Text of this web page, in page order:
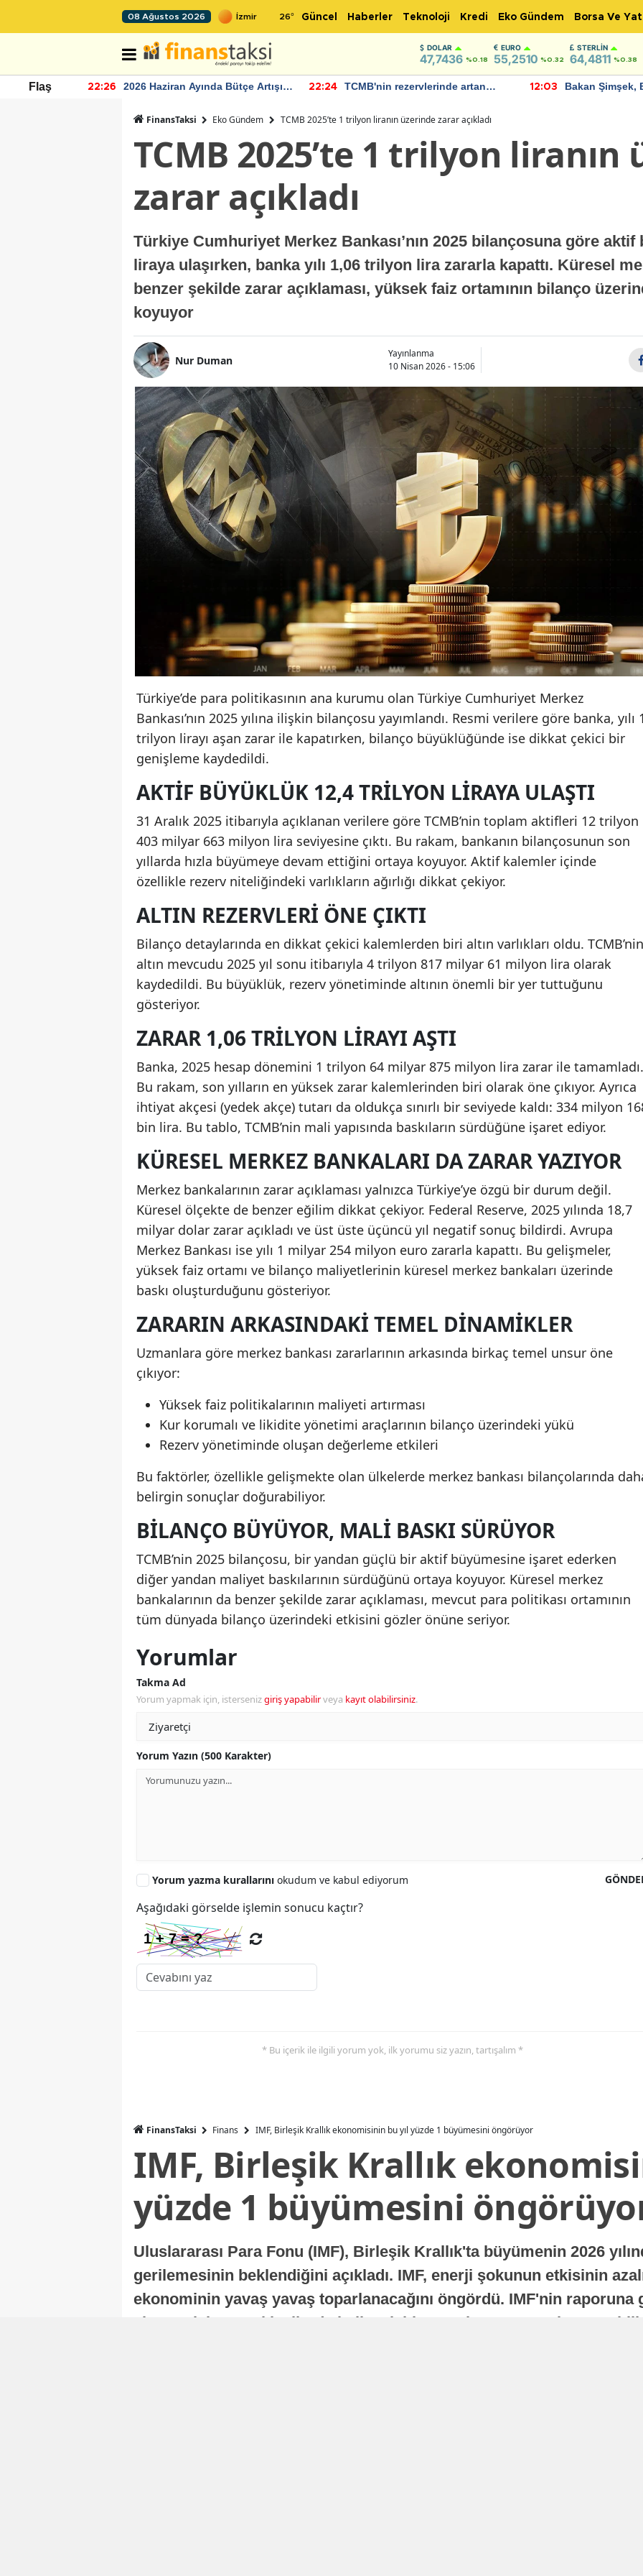
08 Ağustos 2026 26° Güncel Haberler Teknoloji Kredi Eko Gündem Borsa Ve
DOLAR
47,7436 %0.18
EURO
55,2510 %0.32
STERLIN
64,4811 %0.38
Flaş 22:26
2026 Haziran Ayında Bütçe Artışı
22:24
TCMB'nin rezervlerinde artan
12:03
Bakan Şimşek,
FinansTaksi Eko Gündem TCMB 2025’te 1 trilyon liranın üzerinde zarar açıkladı
TCMB 2025’te 1 trilyon liranın
zarar açıkladı
Türkiye Cumhuriyet Merkez Bankası’nın 2025 bilançosuna göre
liraya ulaşırken, banka yılı 1,06 trilyon lira zararla kapattı. Küresel
benzer şekilde zarar açıklaması, yüksek faiz ortamının bilanço
koyuyor
Nur Duman
Yayınlanma
10 Nisan 2026 - 15:06
Türkiye’de para politikasının ana kurumu olan Türkiye Cumhuriyet Merkez
Bankası’nın 2025 yılına ilişkin bilançosu yayımlandı. Resmi verilere göre banka, yılı
trilyon lirayı aşan zarar ile kapatırken, bilanço büyüklüğünde ise dikkat çekici bir
genişleme kaydedildi.
AKTIF BÜYÜKLÜK 12,4 TRILYON LIRAYA ULAŞTI
31 Aralık 2025 itibarıyla açıklanan verilere göre TCMB’nin toplam aktifleri 12 trilyon
403 milyar 663 milyon lira seviyesine çıktı. Bu rakam, bankanın bilançosunun son
yıllarda hızla büyümeye devam ettiğini ortaya koyuyor. Aktif kalemler içinde
özellikle rezerv niteliğindeki varlıkların ağırlığı dikkat çekiyor.
ALTIN REZERVLERI ÖNE ÇIKTI
Bilanço detaylarında en dikkat çekici kalemlerden biri altın varlıkları oldu. TCMB’nin
altın mevcudu 2025 yıl sonu itibarıyla 4 trilyon 817 milyar 61 milyon lira olarak
kaydedildi. Bu büyüklük, rezerv yönetiminde altının önemli bir yer tuttuğunu
gösteriyor.
ZARAR 1,06 TRILYON LIRAYI AŞTI
Banka, 2025 hesap dönemini 1 trilyon 64 milyar 875 milyon lira zarar ile tamamladı.
Bu rakam, son yılların en yüksek zarar kalemlerinden biri olarak öne çıkıyor. Ayrıca
ihtiyat akçesi (yedek akçe) tutarı da oldukça sınırlı bir seviyede kaldı: 334 milyon
bin lira. Bu tablo, TCMB’nin mali yapısında baskıların sürdüğüne işaret ediyor.
KÜRESEL MERKEZ BANKALARI DA ZARAR YAZIYOR
Merkez bankalarının zarar açıklaması yalnızca Türkiye’ye özgü bir durum değil.
Küresel ölçekte de benzer eğilim dikkat çekiyor. Federal Reserve, 2025 yılında 18,7
milyar dolar zarar açıkladı ve üst üste üçüncü yıl negatif sonuç bildirdi. Avrupa
Merkez Bankası ise yılı 1 milyar 254 milyon euro zararla kapattı. Bu gelişmeler,
yüksek faiz ortamı ve bilanço maliyetlerinin küresel merkez bankaları üzerinde
baskı oluşturduğunu gösteriyor.
ZARARIN ARKASINDAKI TEMEL DINAMIKLER
Uzmanlara göre merkez bankası zararlarının arkasında birkaç temel unsur öne
çıkıyor:
Yüksek faiz politikalarının maliyeti artırması
Kur korumalı ve likidite yönetimi araçlarının bilanço üzerindeki yükü
Rezerv yönetiminde oluşan değerleme etkileri
Bu faktörler, özellikle gelişmekte olan ülkelerde merkez bankası bilançolarında
belirgin sonuçlar doğurabiliyor.
BILANÇO BÜYÜYOR, MALI BASKI SÜRÜYOR
TCMB’nin 2025 bilançosu, bir yandan güçlü bir aktif büyümesine işaret ederken
diğer yandan maliyet baskılarının sürdüğünü ortaya koyuyor. Küresel merkez
bankalarının da benzer şekilde zarar açıklaması, mevcut para politikası ortamının
tüm dünyada bilanço üzerindeki etkisini gözler önüne seriyor.
Yorumlar
Takma Ad
Yorum yapmak için, istersenizgiriş yapabilirveya kayıt olabilirsiniz.
Yorum Yazın (500 Karakter)
Yorum yazma kurallarını okudum ve kabul ediyorum
Aşağıdaki görselde işlemin sonucu kaçtır?
* Bu içerik ile ilgili yorum yok, ilk yorumu siz yazın, tartışalım *
FinansTaksi Finans IMF, Birleşik Krallık ekonomisinin bu yıl yüzde 1 büyümesini öngörüyor
IMF, Birleşik Krallık
yüzde 1 büyümesini
Uluslararası Para Fonu (IMF), Birleşik Krallık'ta büyümenin 2026
gerilemesinin beklendiğini açıkladı. IMF, enerji şokunun etkisinin
ekonominin yavaş yavaş toparlanacağını öngördü. IMF'nin raporuna
ekonomisi, sonraki yıllarda istikrarlı bir toparlanma süreci